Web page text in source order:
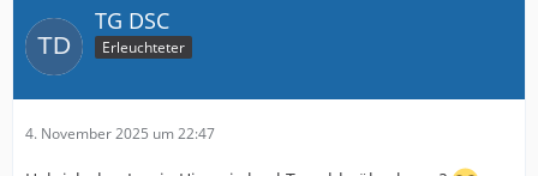
TG DSC
Erleuchteter
4. November 2025 um 22:47